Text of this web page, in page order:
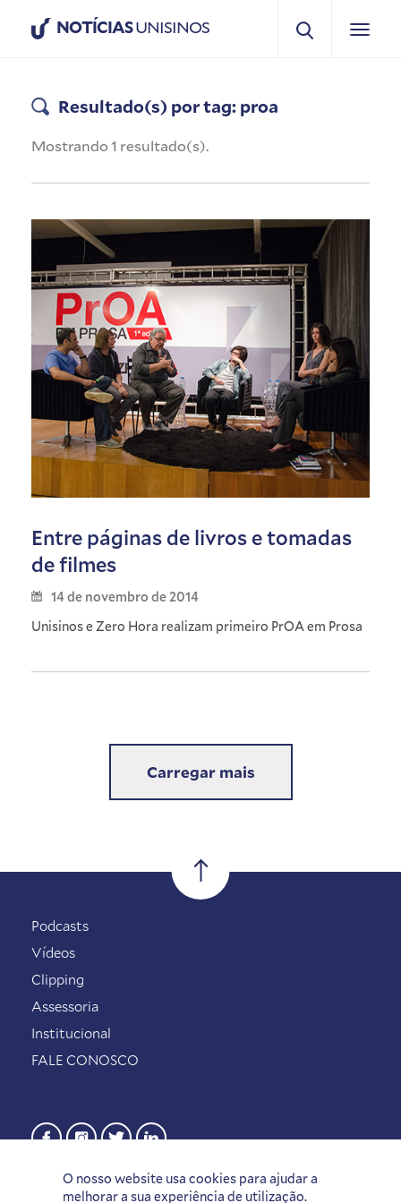
NOTÍCIASUNISINOS
Resultado(s) por tag: proa
Mostrando 1 resultado(s).
Entre páginas de livros e tomadas
de filmes
14 de novembro de 2014
Unisinos e Zero Hora realizam primeiro PrOA em Prosa
Carregar mais
O nosso website usa cookies para ajudar a
melhorar a sua experiência de utilização.
Podcasts
Vídeos
Clipping
Assessoria
Institucional
FALE CONOSCO